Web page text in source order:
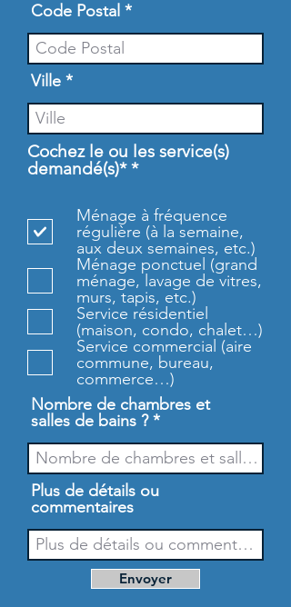
Code Postal
Ville
Cochez le ou les service(s)
demandé(s)* *O
g
a
t
o
i
r
e
Ménage à fréquence
régulière (à la semaine,
aux deux semaines, etc.)
Ménage ponctuel (grand
ménage, lavage de vitres,
murs, tapis, etc.)
Service résidentiel
(maison, condo, chalet…)
Service commercial (aire
commune, bureau,
commerce…)
Nombre de chambres et
salles de bains ?
Plus de détails ou
commentaires
Envoyer